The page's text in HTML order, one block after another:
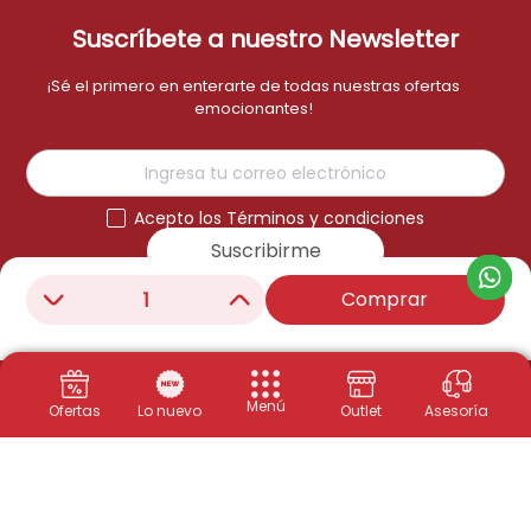
Ofertas Lo nuevo Menú Outlet Asesoría
＋
－ Comprar
Suscríbete a nuestro Newsletter
¡Sé el primero en enterarte de todas nuestras ofertas
emocionantes!
Acepto los Términos y condiciones
Suscribirme